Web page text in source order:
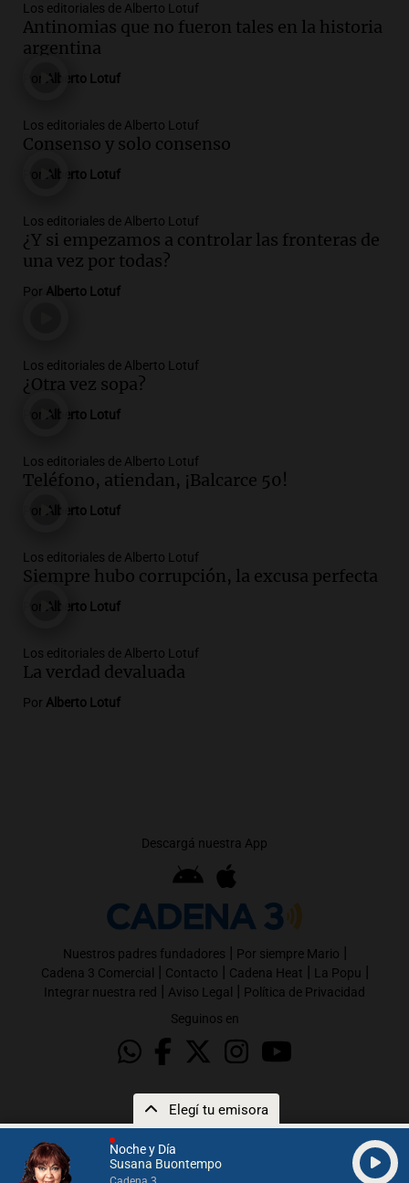
Noche y Día
Susana Buontempo
Elegí tu emisora
Los editoriales de Alberto Lotuf
Antinomias que no fueron tales en la historia
argentina
Alberto Lotuf
Los editoriales de Alberto Lotuf
Consenso y solo consenso
Alberto Lotuf
Los editoriales de Alberto Lotuf
¿Y si empezamos a controlar las fronteras de
una vez por todas?
Por Alberto Lotuf
Los editoriales de Alberto Lotuf
¿Otra vez sopa?
Alberto Lotuf
Los editoriales de Alberto Lotuf
Teléfono, atiendan, ¡Balcarce 50!
Alberto Lotuf
Los editoriales de Alberto Lotuf
Siempre hubo corrupción, la excusa perfecta
Alberto Lotuf
Los editoriales de Alberto Lotuf
La verdad devaluada
Por Alberto Lotuf
Descargá nuestra App
Nuestros padres fundadores | Por siempre Mario |
Cadena 3 Comercial | Contacto | Cadena Heat | La Popu |
Integrar nuestra red | Aviso Legal | Política de Privacidad
Seguinos en